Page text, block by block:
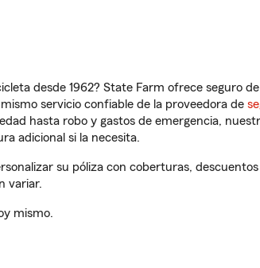
desde 1962? State Farm ofrece seguro
servicio confiable de la proveedora de
hasta robo y gastos de emergencia,
adicional si la necesita.
su póliza con coberturas,
variar.
mismo.